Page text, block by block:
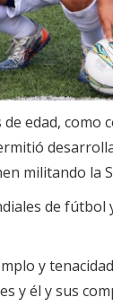
edad, como
militando la
de
y
y él y sus